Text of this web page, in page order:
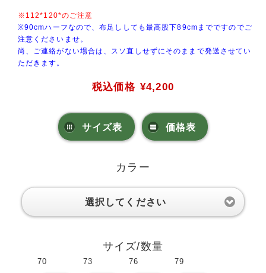
※112*120*のご注意
※90cmハーフなので、布足ししても最高股下89cmまでですのでご
注意くださいませ。
尚、ご連絡がない場合は、スソ直しせずにそのままで発送させてい
ただきます。
税込価格 ¥4,200
サイズ表 価格表
カラー
選択してください
サイズ/数量
70 73 76 79